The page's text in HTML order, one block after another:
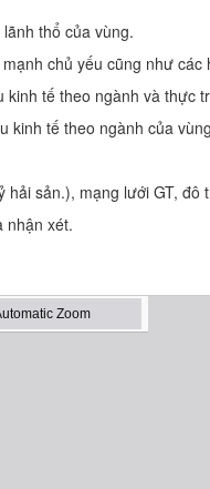
thổ của vùng.
chủ yếu cũng như các
tế theo ngành và thực
kinh tế theo ngành của
sản.), mạng lưới GT, đô
nhận xét.